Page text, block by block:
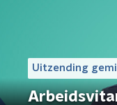
Uitzending